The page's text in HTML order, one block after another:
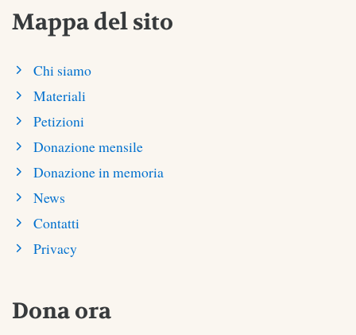
Mappa del sito
Chi siamo
Materiali
Petizioni
Donazione mensile
Donazione in memoria
News
Contatti
Privacy
Dona ora